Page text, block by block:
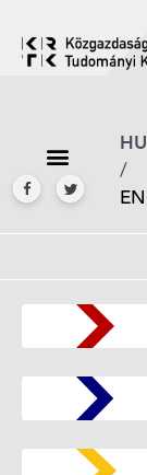
HU
/
EN